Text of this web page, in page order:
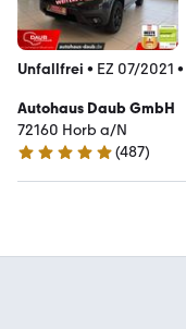
Unfallfrei • EZ 07/2021 •
Autohaus Daub GmbH
72160 Horb a/N
4.8 Sterne
(487)